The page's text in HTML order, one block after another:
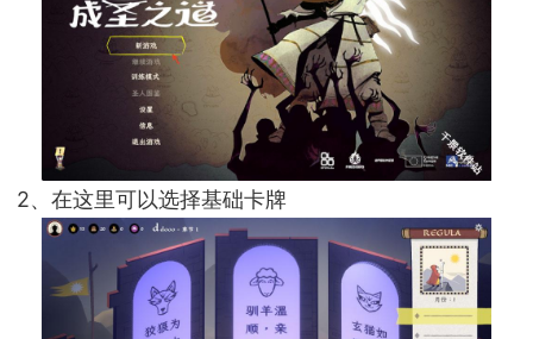
2、在这里可以选择基础卡牌